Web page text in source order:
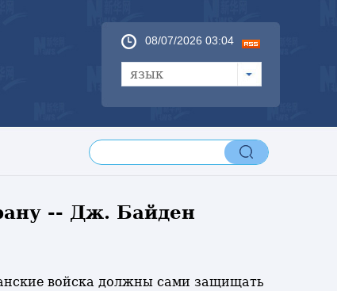
08/07/2026 03:04
язык
-- Дж. Байден
войска должны сами защищать